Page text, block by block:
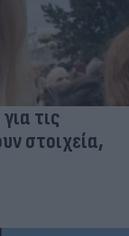
τις
στοιχεία,